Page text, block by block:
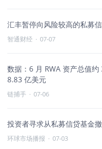
汇丰暂停向风险较高的私募
智通财经 · 07-07
数据：6 月 RWA 资产总值
8.83 亿美元
链捕手 · 07-06
投资者寻求从私募信贷基金
环球市场播报 · 07-03